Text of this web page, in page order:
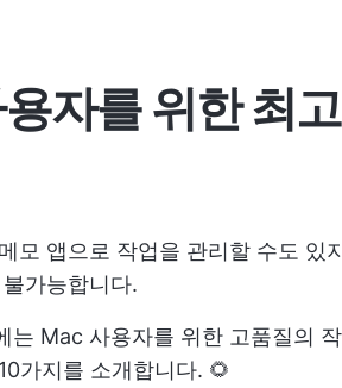
자를 위한 최
모 앱으로 작업을 관리할 수도 있
가능합니다.
는 Mac 사용자를 위한 고품질의
가지를 소개합니다. 🌻